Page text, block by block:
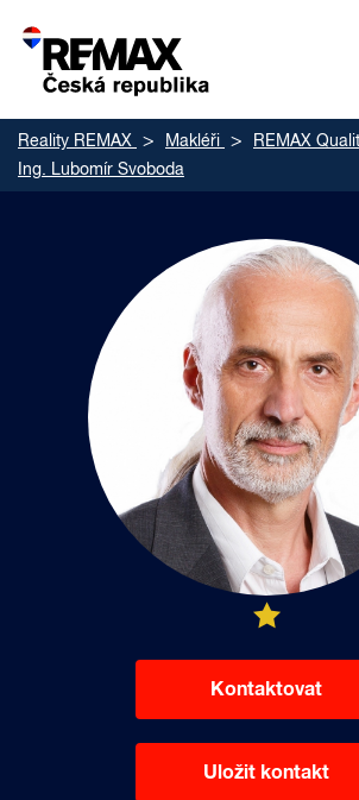
Reality REMAX Makléři
REMAX
Ing. Lubomír Svoboda
Kontaktovat
Uložit kontakt